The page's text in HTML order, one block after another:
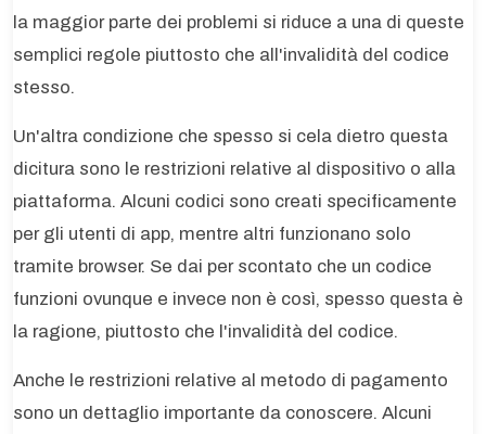
la maggior parte dei problemi si riduce a una di queste
semplici regole piuttosto che all'invalidità del codice
stesso.
Un'altra condizione che spesso si cela dietro questa
dicitura sono le restrizioni relative al dispositivo o alla
piattaforma. Alcuni codici sono creati specificamente
per gli utenti di app, mentre altri funzionano solo
tramite browser. Se dai per scontato che un codice
funzioni ovunque e invece non è così, spesso questa è
la ragione, piuttosto che l'invalidità del codice.
Anche le restrizioni relative al metodo di pagamento
sono un dettaglio importante da conoscere. Alcuni